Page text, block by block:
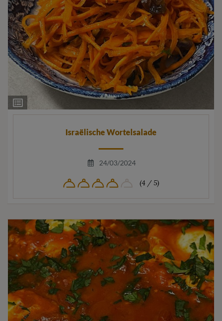
Ingrediëntenlijst
Israëlische Wortelsalade
24/03/2024
(4 / 5)